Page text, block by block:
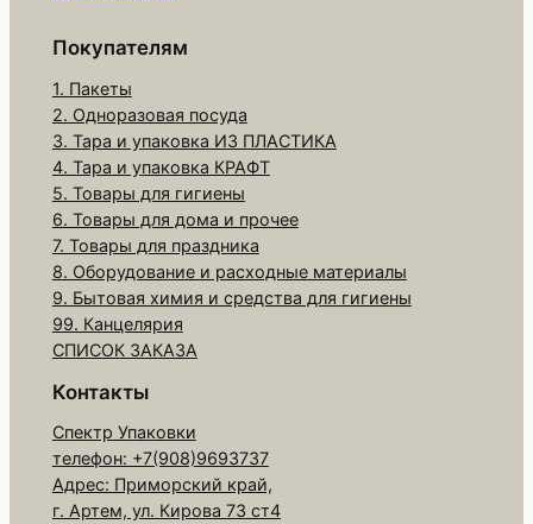
р
а
а
с
о
в
о
ч
н
ы
й
а
к
е
т
Покупателям
1. Пакеты
2. Одноразовая посуда
3. Тара и упаковка ИЗ ПЛАСТИКА
4. Тара и упаковка КРАФТ
5. Товары для гигиены
6. Товары для дома и прочее
7. Товары для праздника
8. Оборудование и расходные материалы
9. Бытовая химия и средства для гигиены
99. Канцелярия
СПИСОК ЗАКАЗА
Контакты
Спектр Упаковки
телефон: +7(908)9693737
Адрес: Приморский край,
г. Артем, ул. Кирова 73 ст4